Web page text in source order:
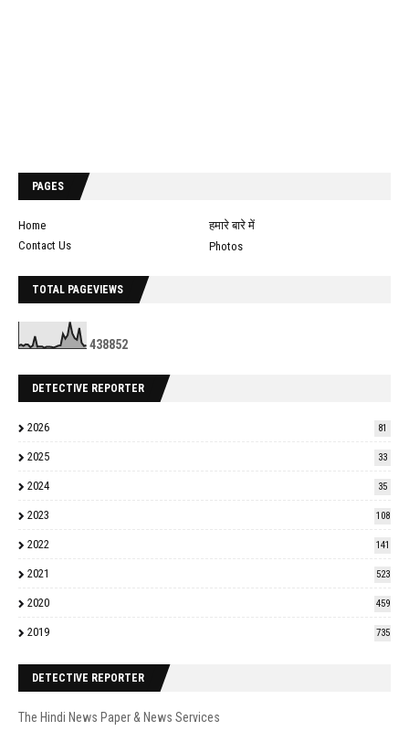
PAGES
Home
हमारे बारे में
Contact Us
Photos
TOTAL PAGEVIEWS
438852
DETECTIVE REPORTER
2026 81
2025 33
2024 35
2023 108
2022 141
2021 523
2020 459
2019 735
DETECTIVE REPORTER
The Hindi News Paper & News Services